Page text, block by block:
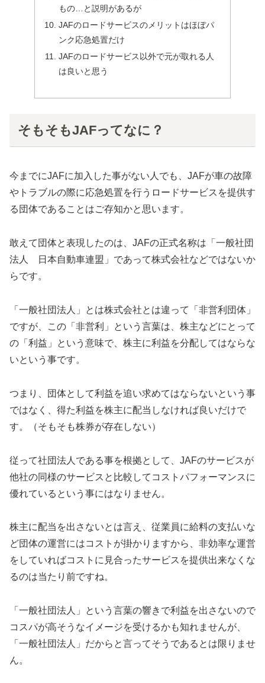
もの…と説明があるが
JAFのロードサービスのメリットはほぼパ
ンク応急処置だけ
JAFのロードサービス以外で元が取れる人
は良いと思う
そもそもJAFってなに？
今までにJAFに加入した事がない人でも、JAFが車の故障
やトラブルの際に応急処置を行うロードサービスを提供す
る団体であることはご存知かと思います。
敢えて団体と表現したのは、JAFの正式名称は「一般社団
法人 日本自動車連盟」であって株式会社などではないか
らです。
「一般社団法人」とは株式会社とは違って「非営利団体」
ですが、この「非営利」という言葉は、株主などにとって
の「利益」という意味で、株主に利益を分配してはならな
いという事です。
つまり、団体として利益を追い求めてはならないという事
ではなく、得た利益を株主に配当しなければ良いだけで
す。（そもそも株券が存在しない）
従って社団法人である事を根拠として、JAFのサービスが
他社の同様のサービスと比較してコストパフォーマンスに
優れているという事にはなりません。
株主に配当を出さないとは言え、従業員に給料の支払いな
ど団体の運営にはコストが掛かりますから、非効率な運営
をしていればコストに見合ったサービスを提供出来なくな
るのは当たり前ですね。
「一般社団法人」という言葉の響きで利益を出さないので
コスパが高そうなイメージを受けるかも知れませんが、
「一般社団法人」だからと言ってそうであるとは限りませ
ん。